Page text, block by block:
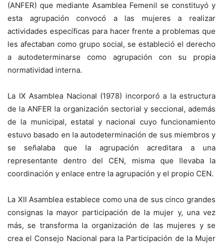
(ANFER) que mediante Asamblea Femenil se constituyó y
esta agrupación convocó a las mujeres a realizar
actividades específicas para hacer frente a problemas que
les afectaban como grupo social, se estableció el derecho
a autodeterminarse como agrupación con su propia
normatividad interna.
La IX Asamblea Nacional (1978) incorporó a la estructura
de la ANFER la organización sectorial y seccional, además
de la municipal, estatal y nacional cuyo funcionamiento
estuvo basado en la autodeterminación de sus miembros y
se señalaba que la agrupación acreditara a una
representante dentro del CEN, misma que llevaba la
coordinación y enlace entre la agrupación y el propio CEN.
La XII Asamblea establece como una de sus cinco grandes
consignas la mayor participación de la mujer y, una vez
más, se transforma la organización de las mujeres y se
crea el Consejo Nacional para la Participación de la Mujer